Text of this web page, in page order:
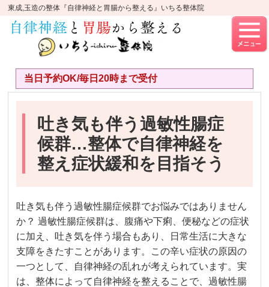
東成,玉造の整体『自律神経と胃腸から整える』いちる整体院
当日予約OK/毎日20時まで受付
吐き気も伴う過敏性腸症
候群…整体で自律神経を
整え症状緩和を目指そう
吐き気も伴う過敏性腸症候群でお悩みではありません
か？ 過敏性腸症候群は、腹痛や下痢、便秘などの症状
に加え、吐き気を伴う場合もあり、日常生活に大きな
支障をきたすことがあります。この辛い症状の原因の
一つとして、自律神経の乱れが考えられています。実
は、整体によって自律神経を整えることで、過敏性腸